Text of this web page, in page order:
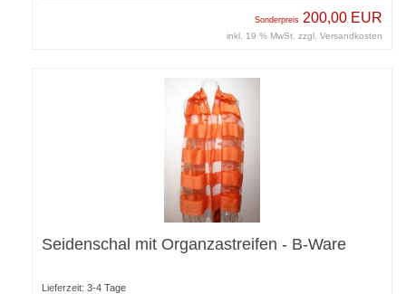
Sonderpreis 200,00 EUR
inkl. 19 % MwSt. zzgl. Versandkosten
Seidenschal mit Organzastreifen - B-Ware
Lieferzeit: 3-4 Tage